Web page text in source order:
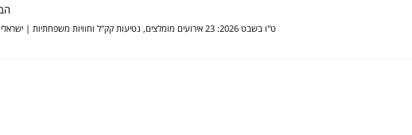
ט"ו בשבט 2026: 23 אירועים מומלצים, נטיעות קק"ל וחוויות משפחתיות | ישראלינג